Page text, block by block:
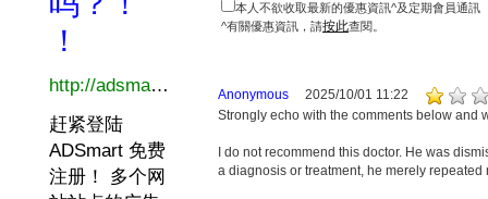
本人不欲收取最新的優惠資訊^及定期會員通訊
^有關優惠資訊，請按此查閱。
Anonymous
2025/10/01 11:22
Strongly echo with the comments below and
I do not recommend this doctor. He was
a diagnosis or treatment, he merely